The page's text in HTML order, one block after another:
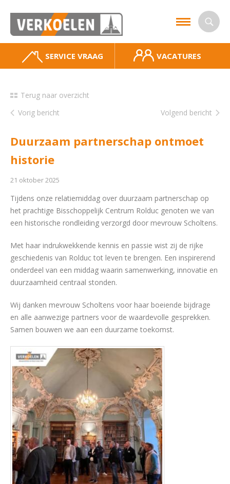
SERVICE VRAAG VACATURES
Terug naar overzicht
Vorig bericht
Volgend bericht
Duurzaam partnerschap ontmoet
historie
21 oktober 2025
Tijdens onze relatiemiddag over duurzaam partnerschap op
het prachtige Bisschoppelijk Centrum Rolduc genoten we van
een historische rondleiding verzorgd door mevrouw Scholtens.
Met haar indrukwekkende kennis en passie wist zij de rijke
geschiedenis van Rolduc tot leven te brengen. Een inspirerend
onderdeel van een middag waarin samenwerking, innovatie en
duurzaamheid centraal stonden.
Wij danken mevrouw Scholtens voor haar boeiende bijdrage
en alle aanwezige partners voor de waardevolle gesprekken.
Samen bouwen we aan een duurzame toekomst.